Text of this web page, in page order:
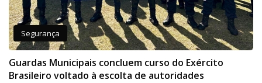
Segurança
Guardas Municipais concluem curso do Exército
Brasileiro voltado à escolta de autoridades